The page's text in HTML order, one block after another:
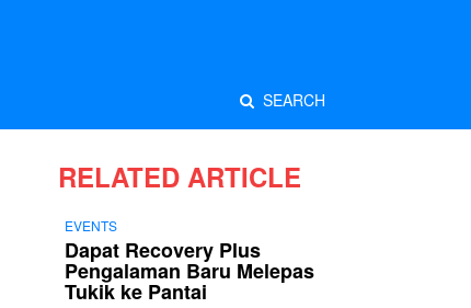
SEARCH
RELATED ARTICLE
EVENTS
Dapat Recovery Plus
Pengalaman Baru Melepas
Tukik ke Pantai